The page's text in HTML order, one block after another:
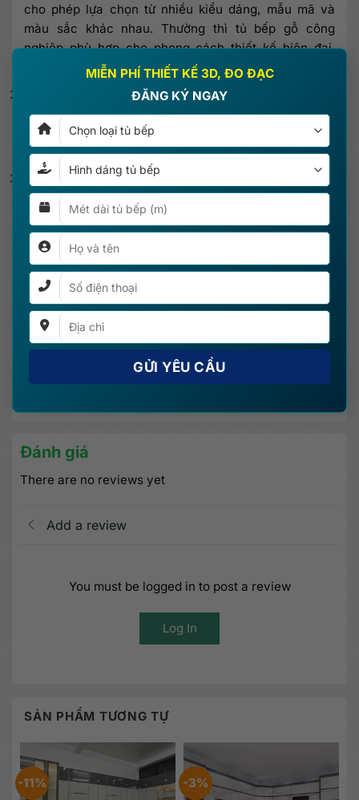
MIỄN PHÍ THIẾT KẾ 3D, ĐO ĐẠC
ĐĂNG KÝ NGAY
cho phép lựa chọn từ nhiều kiểu dáng, mẫu mã và
màu sắc khác nhau. Thường thì tủ bếp gỗ công
nghiệp phù hợp cho phong cách thiết kế hiện đại,
mang lại vẻ đẹp tối giản, tiện nghi và thanh lịch.
Giá cả hợp lý: So với gỗ tự nhiên, gỗ công nghiệp lõi
MDF có giá thành thấp hơn. Điều này giúp đáp ứng
nhu cầu về mẫu mã và màu sắc của nhiều gia đình
mà vẫn duy trì tính tiện nghi và hiện đại.
Kháng cong vênh: Gỗ công nghiệp ít bị cong vênh, co
ngót hoặc biến dạng do thời tiết, nhiệt độ.
Thông số
Tủ bếp MDF phủ Melamin Cánh Acrylic CN30
Vật liệu thùng tủ: Tủ bếp gỗ MDF chống ẩm cao
cấp cốt nhập khẩu Thái Lan
Vật liệu phủ bề mặt: Acrylic
Phụ kiện: Eurogold, Boss VN
Đá bếp: Đá Kim Sa
Đánh giá
There are no reviews yet
Add a review
You must be logged in to post a review
Log In
SẢN PHẨM TƯƠNG TỰ
-11% -3%